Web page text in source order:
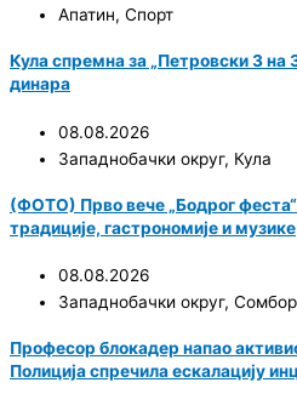
Апатин, Спорт
Кула спремна за „Петровски 3 на
динара
08.08.2026
Западнобачки округ, Кула
(ФОТО) Прво вече „Бодрог
традиције, гастрономије и музике
08.08.2026
Западнобачки округ, Сомбор
Професор блокадер напао
Полиција спречила ескалацију